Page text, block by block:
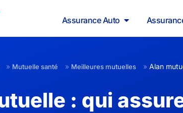
Assurance Auto
» Mutuelle santé » Meilleures mutuelles » Alan
: qui